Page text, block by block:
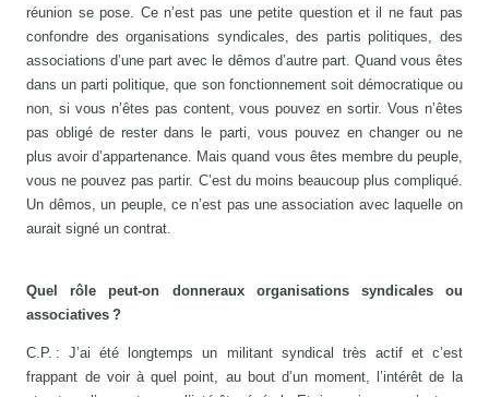
réunion se pose. Ce n’est pas une petite question et il ne faut pas
confondre des organisations syndicales, des partis politiques, des
associations d’une part avec le dêmos d’autre part. Quand vous êtes
dans un parti politique, que son fonctionnement soit démocratique ou
non, si vous n’êtes pas content, vous pouvez en sortir. Vous n’êtes
pas obligé de rester dans le parti, vous pouvez en changer ou ne
plus avoir d’appartenance. Mais quand vous êtes membre du peuple,
vous ne pouvez pas partir. C’est du moins beaucoup plus compliqué.
Un dêmos, un peuple, ce n’est pas une association avec laquelle on
aurait signé un contrat.
Quel rôle peut-on donneraux organisations syndicales ou
associatives ?
C.P. : J’ai été longtemps un militant syndical très actif et c’est
frappant de voir à quel point, au bout d’un moment, l’intérêt de la